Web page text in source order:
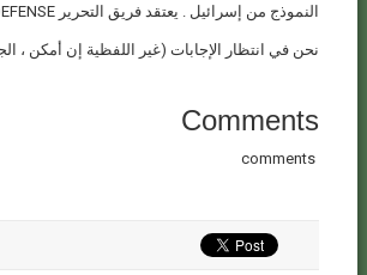
النموذج من إسرائيل . يعتقد فريق التحرير MENADEFENSE أنه قدم أدلة كافية للتحقق من صحة المادة الأصلية.
نحن في انتظار الإجابات (غير اللفظية إن أمكن ،
Comments
comments